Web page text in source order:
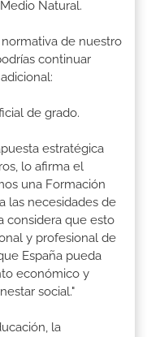
Natural.
de nuestro
continuar
de grado.
estratégica
lo afirma el
una Formación
las necesidades de
considera que esto
y profesional de
España pueda
económico y
social."
la